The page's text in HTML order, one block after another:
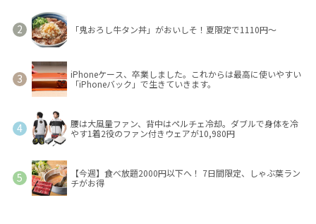
「鬼おろし牛タン丼」がおいしそ！夏限定で1110円～
iPhoneケース、卒業しました。これからは最高に使いやすい
「iPhoneバック」で生きていきます。
腰は大風量ファン、背中はペルチェ冷却。ダブルで身体を冷
やす1着2役のファン付きウェアが10,980円
【今週】食べ放題2000円以下へ！ 7日間限定、しゃぶ葉ラン
チがお得